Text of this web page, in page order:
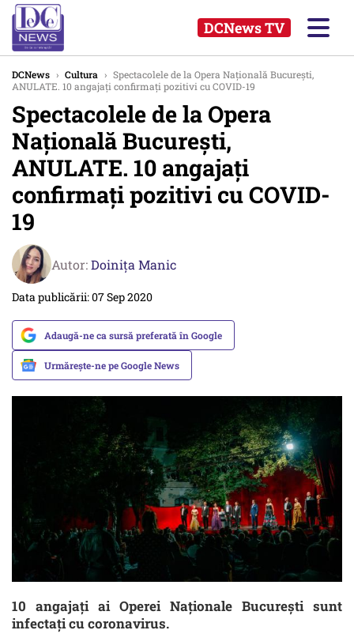
DCNews TV
DCNews › Cultura › Spectacolele de la Opera Națională București,
ANULATE. 10 angajați confirmați pozitivi cu COVID-19
Spectacolele de la Opera
Națională București,
ANULATE. 10 angajați
confirmați pozitivi cu COVID-
19
Autor:Doinița Manic
Data publicării: 07 Sep 2020
Adaugă-ne ca sursă preferată în Google
Urmărește-ne pe Google News
10 angajați ai Operei Naționale București sunt
infectați cu coronavirus.